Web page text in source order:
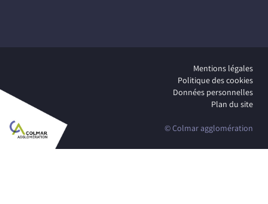
Mentions légales
Politique des cookies
Données personnelles
Plan du site
© Colmar agglomération